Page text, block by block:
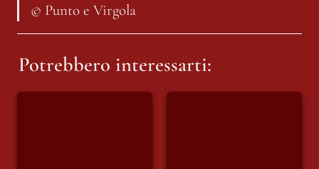
© Punto e Virgola
Potrebbero interessarti:
L’estate sta finendo Rosso fuoco